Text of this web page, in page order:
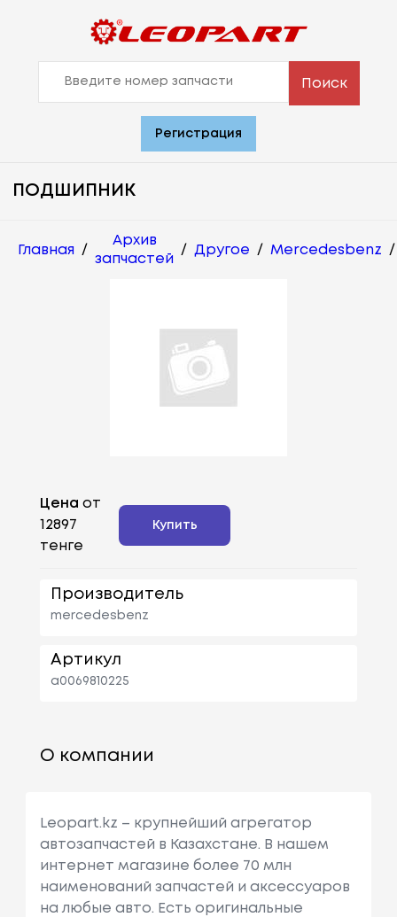
Поиск
Регистрация
ПОДШИПНИК
Главная /
Архив
запчастей
/ Другое / Mercedesbenz /
Цена от
12897
тенге
Купить
Производитель
mercedesbenz
Артикул
a0069810225
О компании
Leopart.kz – крупнейший агрегатор
автозапчастей в Казахстане. В нашем
интернет магазине более 70 млн
наименований запчастей и аксессуаров
на любые авто. Есть оригинальные